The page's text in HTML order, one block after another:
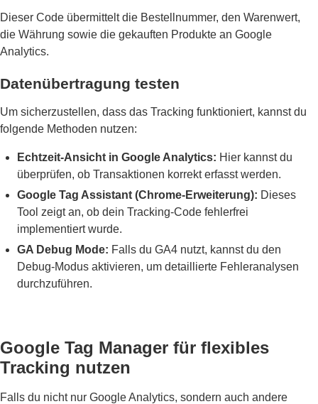
Dieser Code übermittelt die Bestellnummer, den Warenwert,
die Währung sowie die gekauften Produkte an Google
Analytics.
Datenübertragung testen
Um sicherzustellen, dass das Tracking funktioniert, kannst du
folgende Methoden nutzen:
Echtzeit-Ansicht in Google Analytics: Hier kannst du
überprüfen, ob Transaktionen korrekt erfasst werden.
Google Tag Assistant (Chrome-Erweiterung): Dieses
Tool zeigt an, ob dein Tracking-Code fehlerfrei
implementiert wurde.
GA Debug Mode: Falls du GA4 nutzt, kannst du den
Debug-Modus aktivieren, um detaillierte Fehleranalysen
durchzuführen.
Google Tag Manager für flexibles
Tracking nutzen
Falls du nicht nur Google Analytics, sondern auch andere